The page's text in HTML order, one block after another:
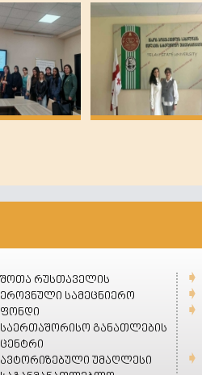
შოთა რუსთაველის
ეროვნული სამეცნიერო
ფონდი
საერთაშორისო განათლების
ცენტრი
ავტორიზებული უმაღლესი